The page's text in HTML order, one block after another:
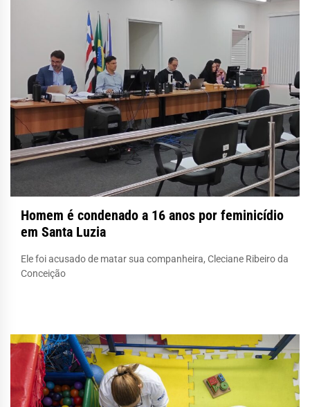
Homem é condenado a 16 anos por feminicídio
em Santa Luzia
Ele foi acusado de matar sua companheira, Cleciane Ribeiro da
Conceição